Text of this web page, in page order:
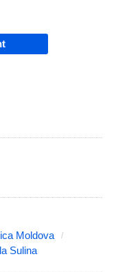
Moldova
Sulina